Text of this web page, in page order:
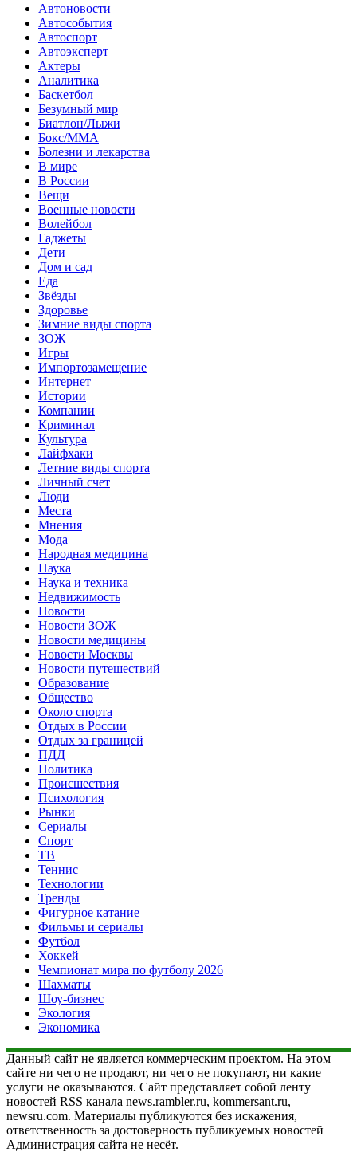
Автоновости
Автособытия
Автоспорт
Автоэксперт
Актеры
Аналитика
Баскетбол
Безумный мир
Биатлон/Лыжи
Бокс/MMA
Болезни и лекарства
В мире
В России
Вещи
Военные новости
Волейбол
Гаджеты
Дети
Дом и сад
Еда
Звёзды
Здоровье
Зимние виды спорта
ЗОЖ
Игры
Импортозамещение
Интернет
Истории
Компании
Криминал
Культура
Лайфхаки
Летние виды спорта
Личный счет
Люди
Места
Мнения
Мода
Народная медицина
Наука
Наука и техника
Недвижимость
Новости
Новости ЗОЖ
Новости медицины
Новости Москвы
Новости путешествий
Образование
Общество
Около спорта
Отдых в России
Отдых за границей
ПДД
Политика
Происшествия
Психология
Рынки
Сериалы
Спорт
ТВ
Теннис
Технологии
Тренды
Фигурное катание
Фильмы и сериалы
Футбол
Хоккей
Чемпионат мира по футболу 2026
Шахматы
Шоу-бизнес
Экология
Экономика
Данный сайт не является коммерческим проектом. На этом
сайте ни чего не продают, ни чего не покупают, ни какие
услуги не оказываются. Сайт представляет собой ленту
новостей RSS канала news.rambler.ru, kommersant.ru,
newsru.com. Материалы публикуются без искажения,
ответственность за достоверность публикуемых новостей
Администрация сайта не несёт.